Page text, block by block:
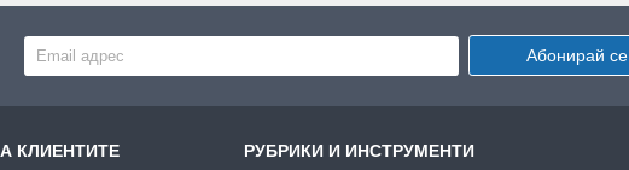
Абонирай се
КЛИЕНТИТЕ РУБРИКИ И ИНСТРУМЕНТИ